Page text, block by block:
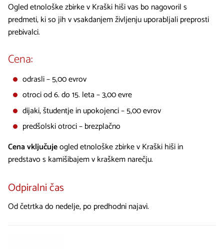
Ogled etnološke zbirke v Kraški hiši vas bo nagovoril s
predmeti, ki so jih v vsakdanjem življenju uporabljali preprosti
prebivalci.
Cena:
odrasli – 5,00 evrov
otroci od 6. do 15. leta – 3,00 evre
dijaki, študentje in upokojenci – 5,00 evrov
predšolski otroci – brezplačno
Cena vključujeogled etnološke zbirke v Kraški hiši in
predstavo s kamišibajem v kraškem narečju.
Odpiralni čas
Od četrtka do nedelje, po predhodni najavi.